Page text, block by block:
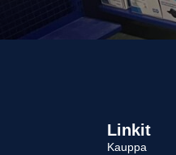
Linkit
Kauppa